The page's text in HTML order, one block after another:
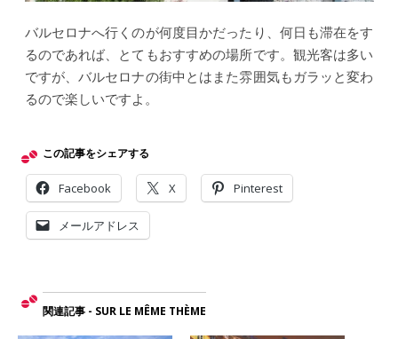
バルセロナへ行くのが何度目かだったり、何日も滞在をす
るのであれば、とてもおすすめの場所です。観光客は多い
ですが、バルセロナの街中とはまた雰囲気もガラッと変わ
るので楽しいですよ。
この記事をシェアする
Facebook X Pinterest
メールアドレス
関連記事 - SUR LE MÊME THÈME